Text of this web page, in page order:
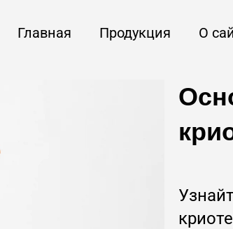
Главная Продукция О